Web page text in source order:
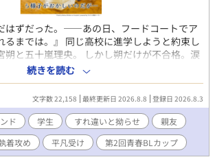
はずだった。――あの日、フードコートでア
るまでは。』 同じ高校に進学しようと約束し
朔と五十嵐理央。 しかし朔だけが不合格。涙
るしかなかった。 それから半年後の九月。 夏
で気だるい空気が漂うフードコートで偶然に
一緒に着るはずだった制服姿が眩しく、後ろ
朔だったが、理央は中学の頃と変わらぬ態度
際に「来週もここで会いたい」と求められ、
週フードコートを訪れる。 「勉強を教えてほ
きれず、毎週フードコートで待ち合わせす
の高校に進学した「かつての親友」と接する
続きを読む
文字数 22,158 最終更新日 2026.8.8 登録日 2026.8.3
ド 学生 すれ違いと拗らせ
親友
着攻め 平凡受け 第2回青春BLカップ